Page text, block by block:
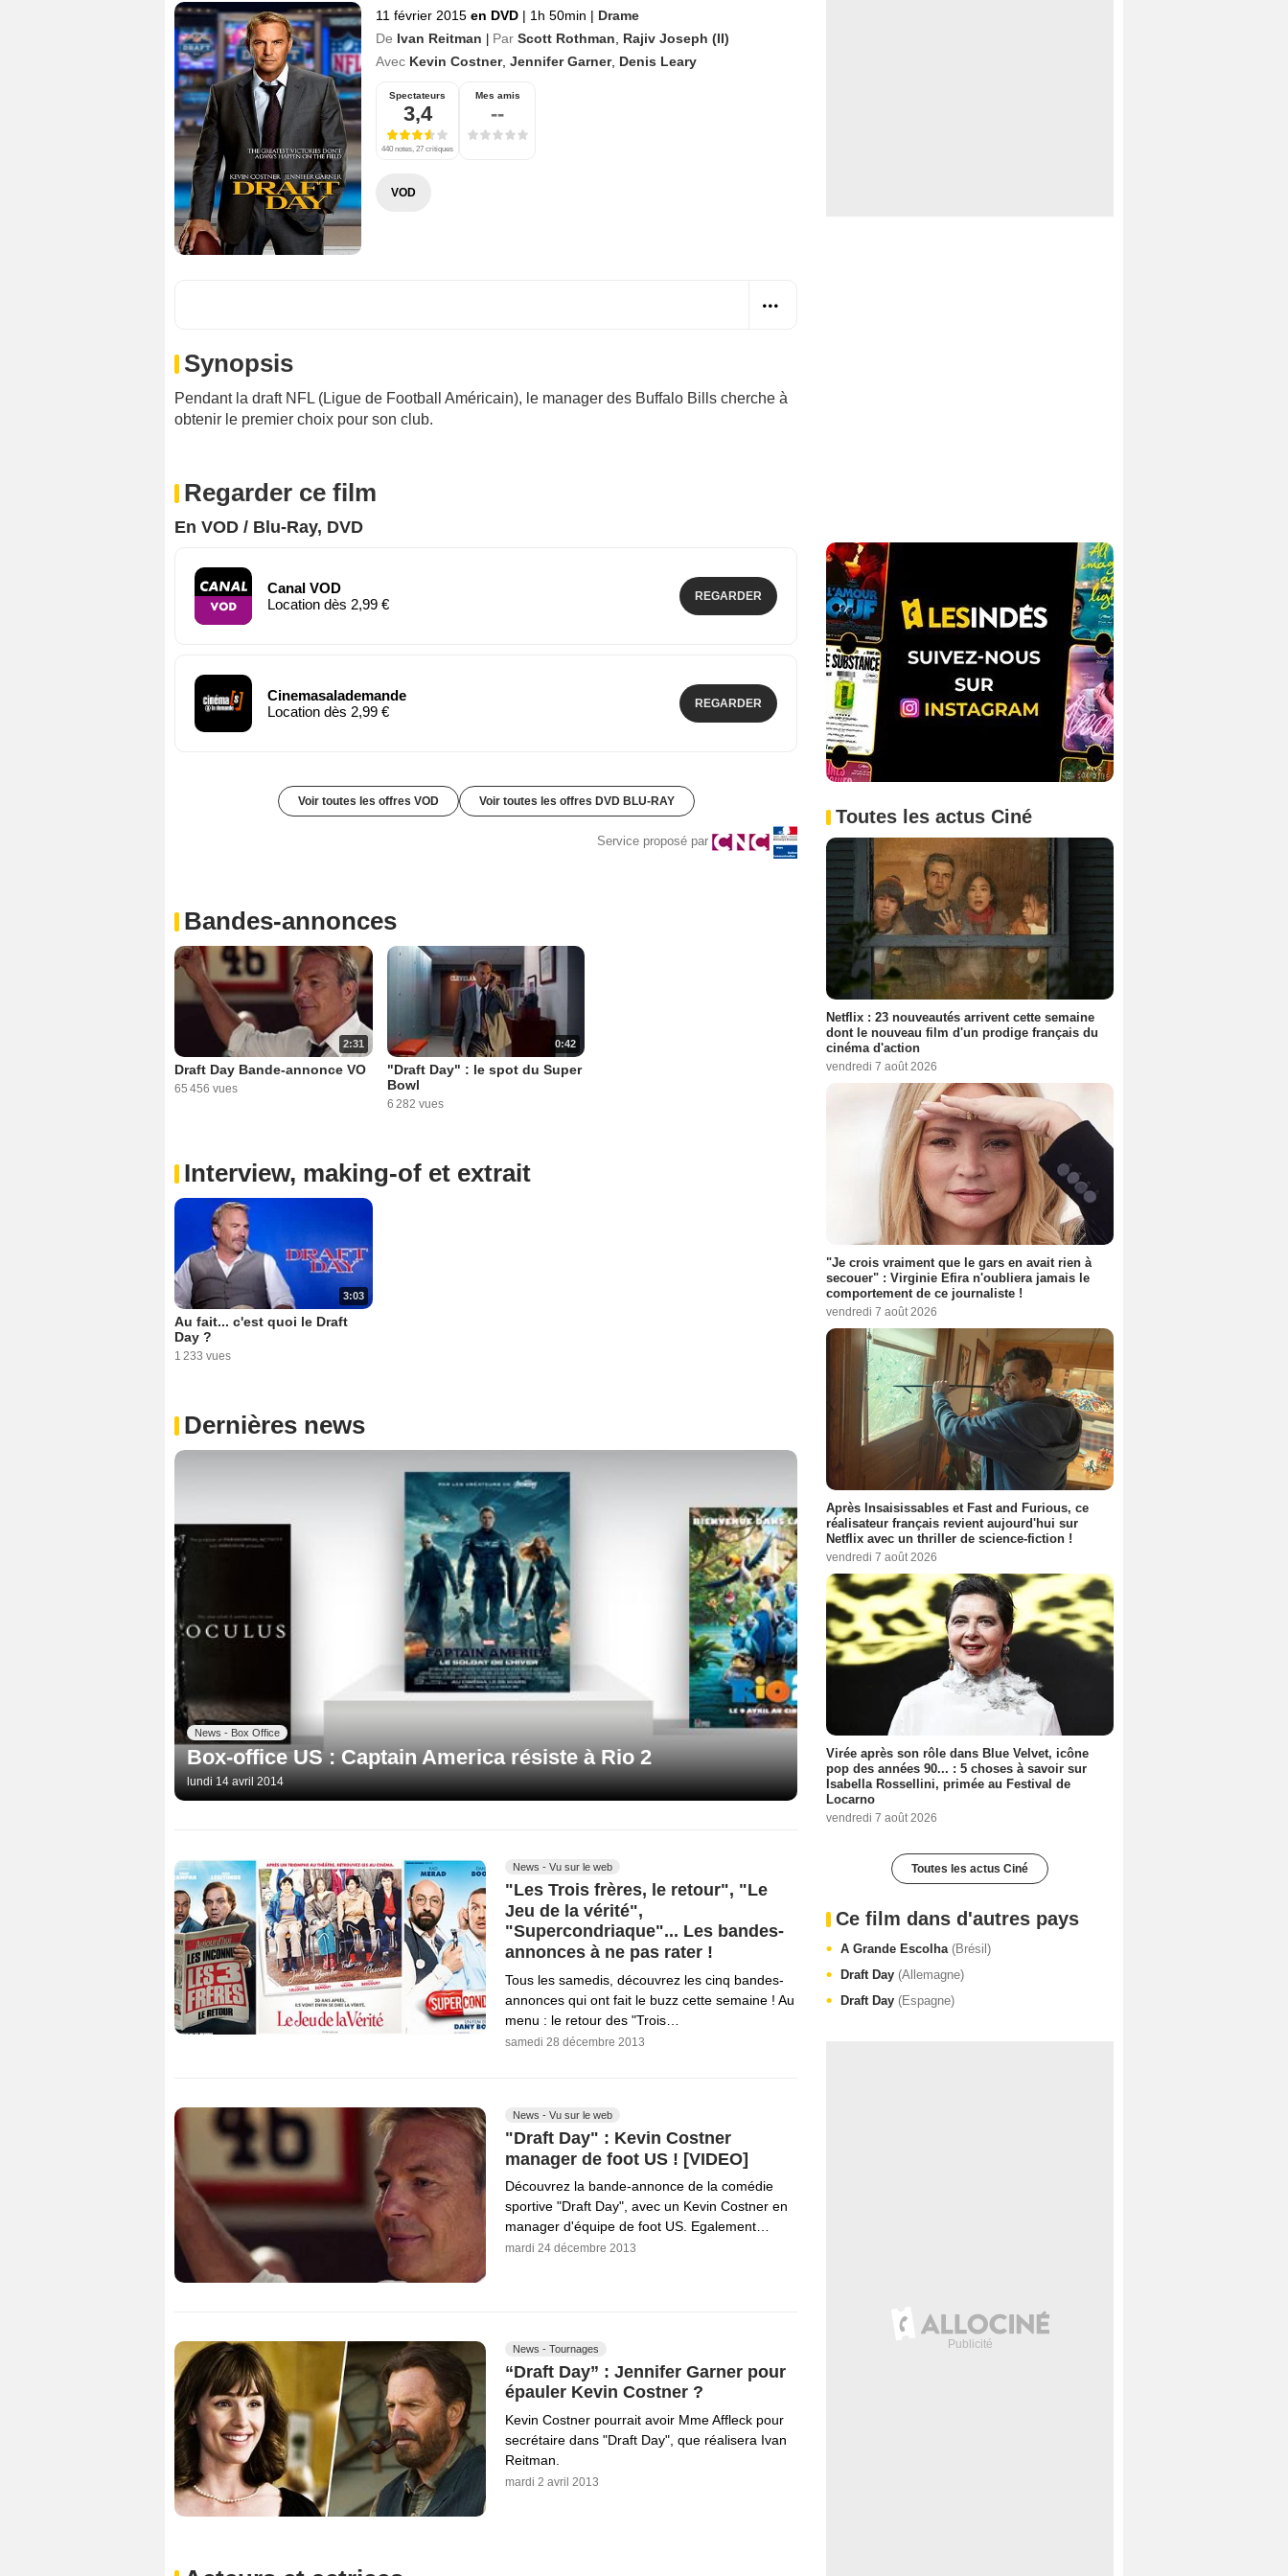
11 février 2015 en DVD | 1h 50min | Drame
De Ivan Reitman | Par Scott Rothman
Rajiv Joseph (II)
Avec Kevin Costner, Jennifer Garner, Denis Leary
Spectateurs
3,4
440 notes, 27 critiques
Mes amis
--
VOD
Synopsis
Pendant la draft NFL (Ligue de Football Américain), le manager des Buffalo Bills cherche à
obtenir le premier choix pour son club.
Regarder ce film
En VOD / Blu-Ray, DVD
Canal VOD
Location dès 2,99 €
REGARDER
Cinemasalademande
Location dès 2,99 €
REGARDER
Voir toutes les offres VOD Voir toutes les offres DVD BLU-RAY
Service proposé par
Bandes-annonces
2:31
Draft Day Bande-annonce VO
65 456 vues
0:42
"Draft Day" : le spot du Super
Bowl
6 282 vues
Interview, making-of et extrait
3:03
Au fait... c'est quoi le Draft
Day ?
1 233 vues
Dernières news
News - Box Office
Box-office US : Captain America résiste à Rio 2
lundi 14 avril 2014
News - Vu sur le web
"Les Trois frères, le retour", "Le
Jeu de la vérité",
"Supercondriaque"... Les bandes-
annonces à ne pas rater !
Tous les samedis, découvrez les cinq bandes-
annonces qui ont fait le buzz cette semaine ! Au
menu : le retour des "Trois…
samedi 28 décembre 2013
News - Vu sur le web
"Draft Day" : Kevin Costner
manager de foot US ! [VIDEO]
Découvrez la bande-annonce de la comédie
sportive "Draft Day", avec un Kevin Costner en
manager d'équipe de foot US. Egalement…
mardi 24 décembre 2013
News - Tournages
“Draft Day” : Jennifer Garner pour
épauler Kevin Costner ?
Kevin Costner pourrait avoir Mme Affleck pour
secrétaire dans "Draft Day", que réalisera Ivan
Reitman.
mardi 2 avril 2013
Toutes les actus Ciné
Netflix : 23 nouveautés arrivent cette semaine
dont le nouveau film d'un prodige français du
cinéma d'action
vendredi 7 août 2026
"Je crois vraiment que le gars en avait rien à
secouer" : Virginie Efira n'oubliera jamais le
comportement de ce journaliste !
vendredi 7 août 2026
Après Insaisissables et Fast and Furious, ce
réalisateur français revient aujourd'hui sur
Netflix avec un thriller de science-fiction !
vendredi 7 août 2026
Virée après son rôle dans Blue Velvet, icône
pop des années 90... : 5 choses à savoir sur
Isabella Rossellini, primée au Festival de
Locarno
vendredi 7 août 2026
Toutes les actus Ciné
Ce film dans d'autres pays
A Grande Escolha (Brésil)
Draft Day (Allemagne)
Draft Day (Espagne)